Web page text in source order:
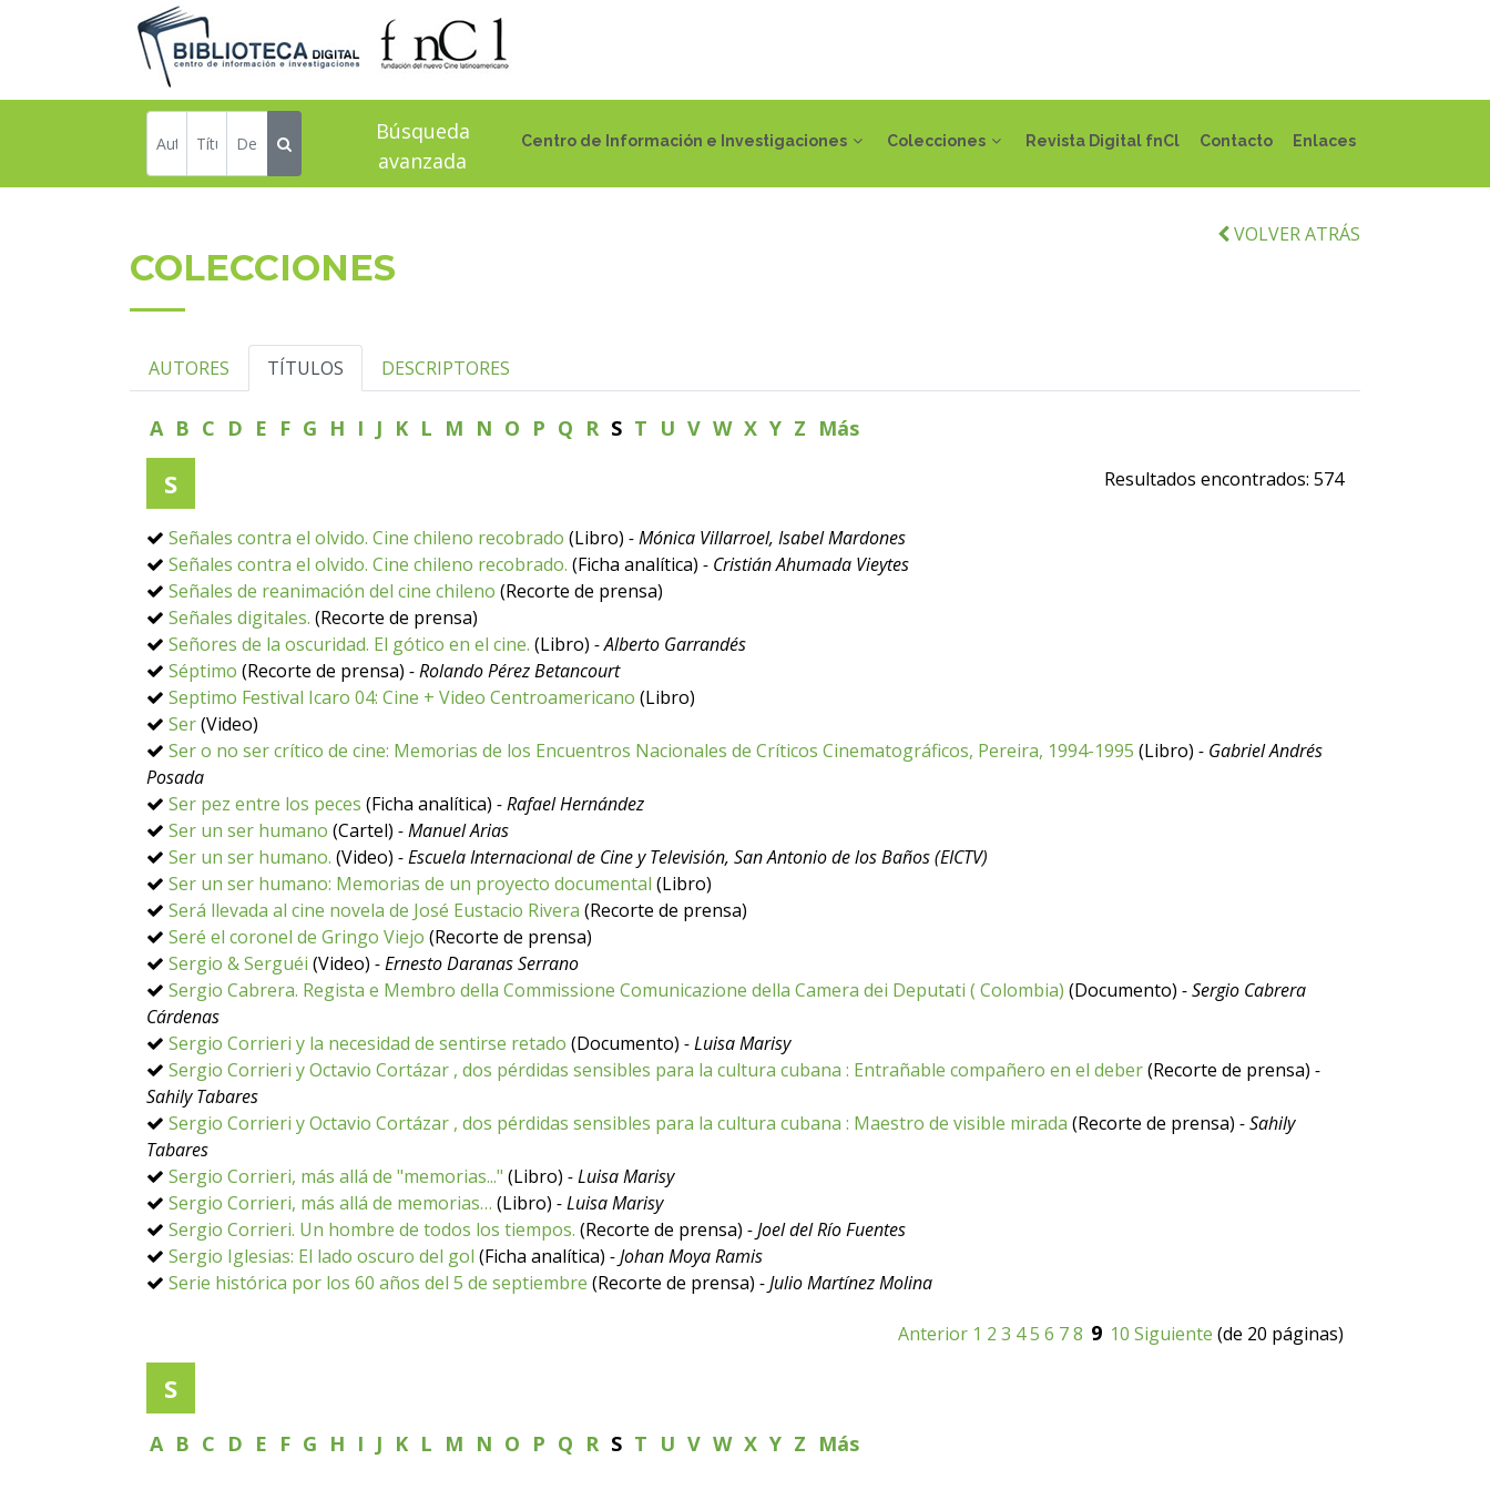
Centro de Información e Investigaciones Colecciones Revista Digital fnCl Contacto Enlaces
Búsqueda
avanzada
VOLVER ATRÁS
COLECCIONES
AUTORES TÍTULOS DESCRIPTORES
A B C D E F G H I J K L M N O P Q R S T U V W X Y Z Más
S Resultados encontrados: 574
Señales contra el olvido. Cine chileno recobrado (Libro) - Mónica Villarroel, Isabel Mardones
Señales contra el olvido. Cine chileno recobrado. (Ficha analítica) - Cristián Ahumada Vieytes
Señales de reanimación del cine chileno (Recorte de prensa)
Señales digitales. (Recorte de prensa)
Señores de la oscuridad. El gótico en el cine. (Libro) - Alberto Garrandés
Séptimo (Recorte de prensa) - Rolando Pérez Betancourt
Septimo Festival Icaro 04: Cine + Video Centroamericano (Libro)
Ser(Video)
Ser o no ser crítico de cine: Memorias de los Encuentros Nacionales de Críticos Cinematográficos, Pereira, 1994-1995 (Libro) - Gabriel Andrés
Posada
Ser pez entre los peces (Ficha analítica) - Rafael Hernández
Ser un ser humano (Cartel) - Manuel Arias
Ser un ser humano. (Video) - Escuela Internacional de Cine y Televisión, San Antonio de los Baños (EICTV)
Ser un ser humano: Memorias de un proyecto documental (Libro)
Será llevada al cine novela de José Eustacio Rivera (Recorte de prensa)
Seré el coronel de Gringo Viejo (Recorte de prensa)
Sergio & Serguéi (Video) - Ernesto Daranas Serrano
Sergio Cabrera. Regista e Membro della Commissione Comunicazione della Camera dei Deputati ( Colombia) (Documento) - Sergio Cabrera
Cárdenas
Sergio Corrieri y la necesidad de sentirse retado (Documento) - Luisa Marisy
Sergio Corrieri y Octavio Cortázar , dos pérdidas sensibles para la cultura cubana : Entrañable compañero en el deber(Recorte de prensa) -
Sahily Tabares
Sergio Corrieri y Octavio Cortázar , dos pérdidas sensibles para la cultura cubana : Maestro de visible mirada (Recorte de prensa) - Sahily
Tabares
Sergio Corrieri, más allá de "memorias..." (Libro) - Luisa Marisy
Sergio Corrieri, más allá de memorias… (Libro) - Luisa Marisy
Sergio Corrieri. Un hombre de todos los tiempos. (Recorte de prensa) - Joel del Río Fuentes
Sergio Iglesias: El lado oscuro del gol (Ficha analítica) - Johan Moya Ramis
Serie histórica por los 60 años del 5 de septiembre (Recorte de prensa) - Julio Martínez Molina
Anterior 1 2 3 45 6 78 9 10 Siguiente (de 20 páginas)
S
A B C D E F G H I J K L M N O P Q R S T U V W X Y Z Más